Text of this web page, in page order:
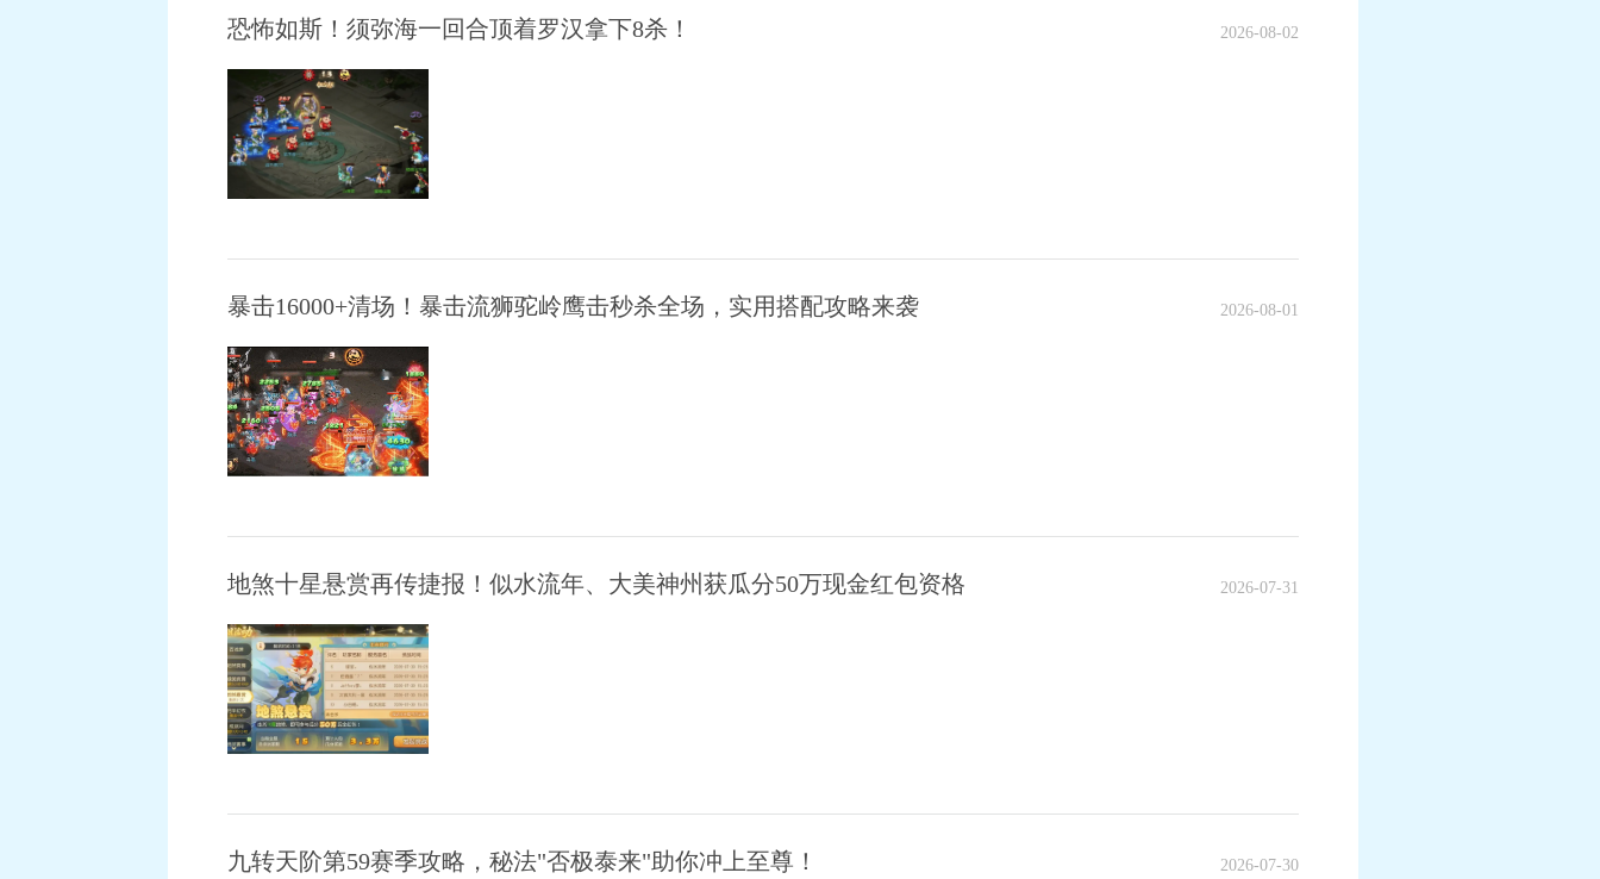
恐怖如斯！须弥海一回合顶着罗汉拿下8杀！ 2026-08-02
暴击16000+清场！暴击流狮驼岭鹰击秒杀全场，实用搭配攻略来袭 2026-08-01
地煞十星悬赏再传捷报！似水流年、大美神州获瓜分50万现金红包资格 2026-07-31
九转天阶第59赛季攻略，秘法"否极泰来"助你冲上至尊！ 2026-07-30